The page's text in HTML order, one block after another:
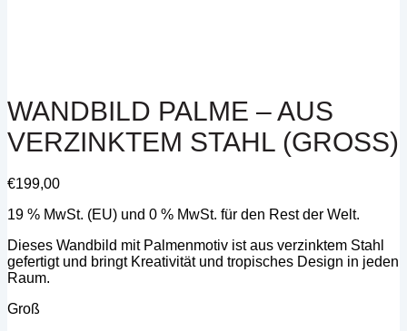
WANDBILD PALME – AUS
VERZINKTEM STAHL (GROSS)
€199,00
19 % MwSt. (EU) und 0 % MwSt. für den Rest der Welt.
Dieses Wandbild mit Palmenmotiv ist aus verzinktem Stahl
gefertigt und bringt Kreativität und tropisches Design in jeden
Raum.
Groß